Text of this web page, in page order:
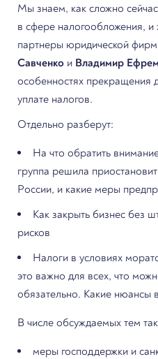
Мы знаем, как сложно
в сфере налогообложения,
партнеры юридической
Савченко и Владимир
особенностях прекращения
уплате налогов.
Отдельно разберут:
На что обратить
группа решила
России, и какие меры
Как закрыть бизнес без
рисков
Налоги в условиях
это важно для всех, что
обязательно. Какие нюансы
В числе обсуждаемых тем
меры господдержки и